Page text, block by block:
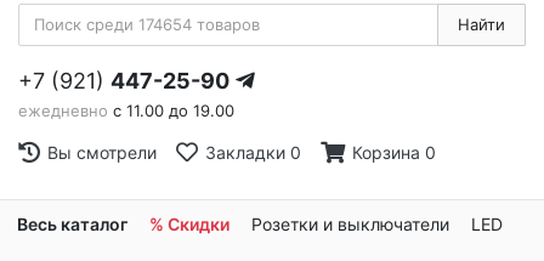
Найти
+7 (921) 447-25-90
ежедневно с 11.00 до 19.00
Вы смотрели Закладки 0 Корзина 0
Весь каталог % Скидки Розетки и выключатели LED